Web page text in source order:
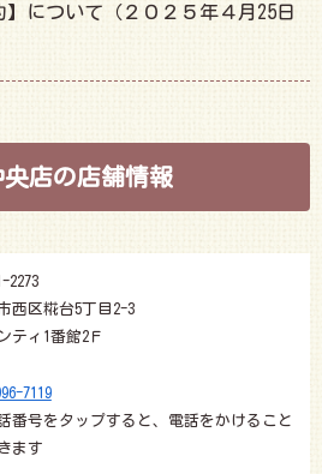
】について（２０２５年４月25日
央店の店舗情報
2273
西区糀台5丁目2-3
ティ1番館2Ｆ
7119
番号をタップすると、電話をかけること
ます